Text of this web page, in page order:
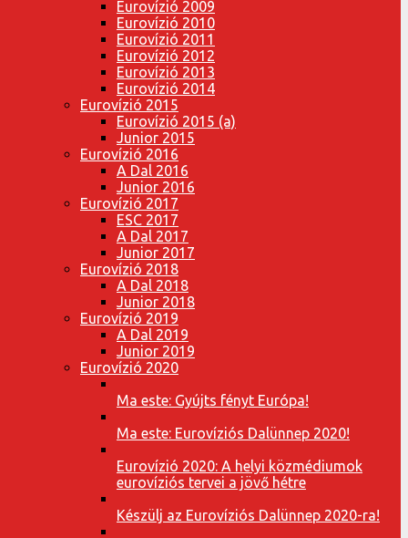
Eurovízió 2009
Eurovízió 2010
Eurovízió 2011
Eurovízió 2012
Eurovízió 2013
Eurovízió 2014
Eurovízió 2015
Eurovízió 2015 (a)
Junior 2015
Eurovízió 2016
A Dal 2016
Junior 2016
Eurovízió 2017
ESC 2017
A Dal 2017
Junior 2017
Eurovízió 2018
A Dal 2018
Junior 2018
Eurovízió 2019
A Dal 2019
Junior 2019
Eurovízió 2020
Ma este: Gyújts fényt Európa!
Ma este: Eurovíziós Dalünnep 2020!
Eurovízió 2020: A helyi közmédiumok
eurovíziós tervei a jövő hétre
Készülj az Eurovíziós Dalünnep 2020-ra!